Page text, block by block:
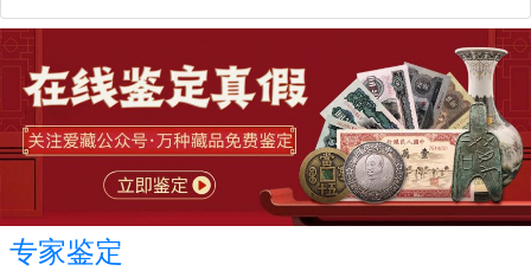
专家鉴定